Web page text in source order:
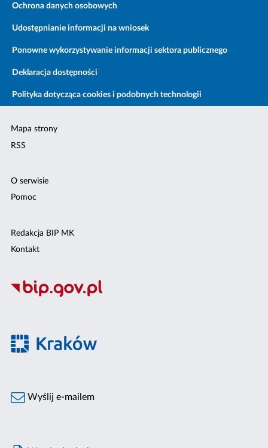
Ochrona danych osobowych
Udostępnianie informacji na wniosek
Ponowne wykorzystywanie informacji sektora publicznego
Deklaracja dostępności
Polityka dotycząca cookies i podobnych technologii
Mapa strony
RSS
O serwisie
Pomoc
Redakcja BIP MK
Kontakt
Wyślij e-mailem